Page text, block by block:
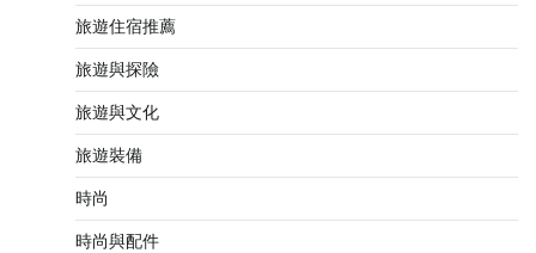
旅遊住宿推薦
旅遊與探險
旅遊與文化
旅遊裝備
時尚
時尚與配件